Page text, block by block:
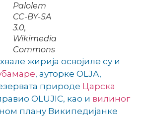
Palolem
CC-BY-SA
3.0,
Wikimedia
Commons
жирија освојиле су и
, ауторке OLJA,
природе Царска
OLUJIC, као и вилиног
плану Википедијанке